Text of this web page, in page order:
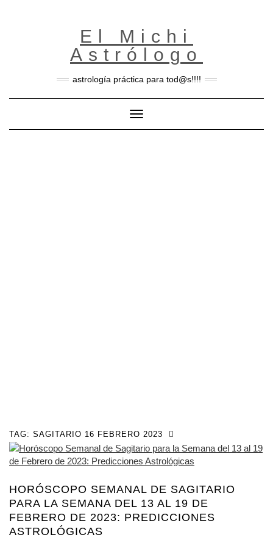
El Michi
Astrólogo
astrología práctica para tod@s!!!!
Toggle Navigation
TAG: SAGITARIO 16 FEBRERO 2023
HORÓSCOPO SEMANAL DE SAGITARIO
PARA LA SEMANA DEL 13 AL 19 DE
FEBRERO DE 2023: PREDICCIONES
ASTROLÓGICAS